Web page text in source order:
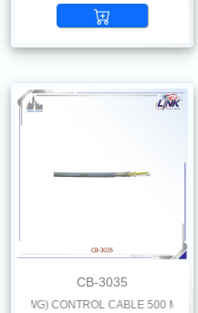
CB-3035
CONTROL CABLE 500 M. /Reel
LiYCY 4 x 0.25 mm2 (24